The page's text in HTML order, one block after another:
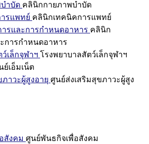
ำบัด คลินิกกายภาพบำบัด
รแพทย์ คลินิกเทคนิคการแพทย์
รและการกำหนดอาหาร คลินิก
การกำหนดอาหาร
เล็กจุฬาฯ โรงพยาบาลสัตว์เล็กจุฬาฯ
ย์เอ็มเน็ต
าวะผู้สูงอายุ ศูนย์ส่งเสริมสุขภาวะผู้สูง
สังคม ศูนย์พันธกิจเพื่อสังคม